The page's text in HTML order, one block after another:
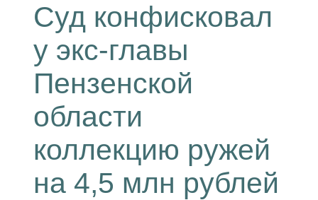
Суд конфисковал
у экс-главы
Пензенской
области
коллекцию ружей
на 4,5 млн рублей